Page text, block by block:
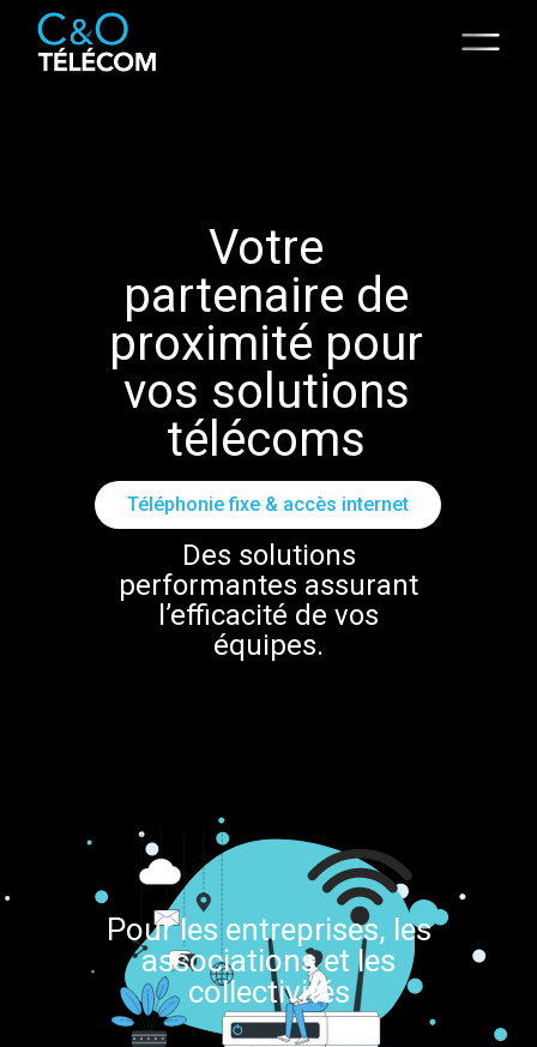
Pour les entreprises, les
associations et les
collectivités
Votre
partenaire de
proximité pour
vos solutions
télécoms
Audit & Gestion
Nos experts au service
de vos contrats.